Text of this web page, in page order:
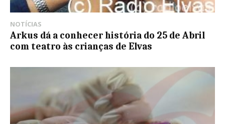
NOTÍCIAS
Arkus dá a conhecer história do 25 de Abril
com teatro às crianças de Elvas